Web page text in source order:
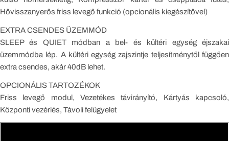
Hővisszanyerős friss levegő funkció (opcionális kiegészítővel)
EXTRA CSENDES ÜZEMMÓD
SLEEP és QUIET módban a bel- és kültéri egység éjszakai
üzemmódba lép. A kültéri egység zajszintje teljesítménytől függően
extra csendes, akár 40dB lehet.
OPCIONÁLIS TARTOZÉKOK
Friss levegő modul, Vezetékes távirányító, Kártyás kapcsoló,
Központi vezérlés, Távoli felügyelet